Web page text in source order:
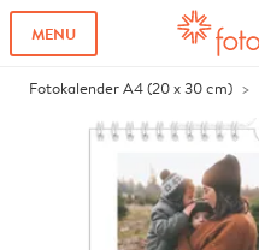
MENU
Fotokalender A4 (20 x 30 cm)